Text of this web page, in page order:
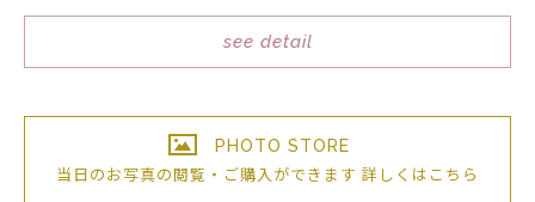
see detail
PHOTO STORE
当日のお写真の閲覧・ご購入ができます 詳しくはこちら